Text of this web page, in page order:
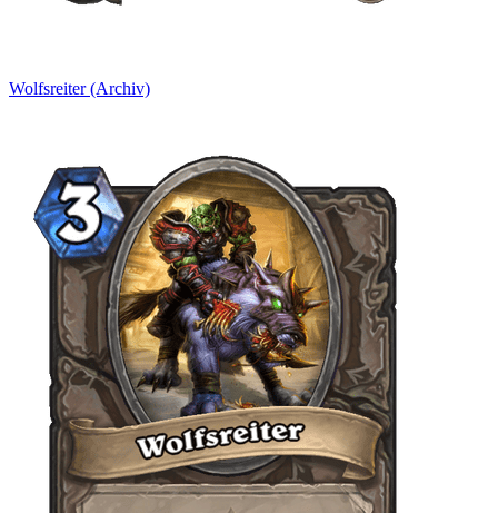
Wolfsreiter (Archiv)